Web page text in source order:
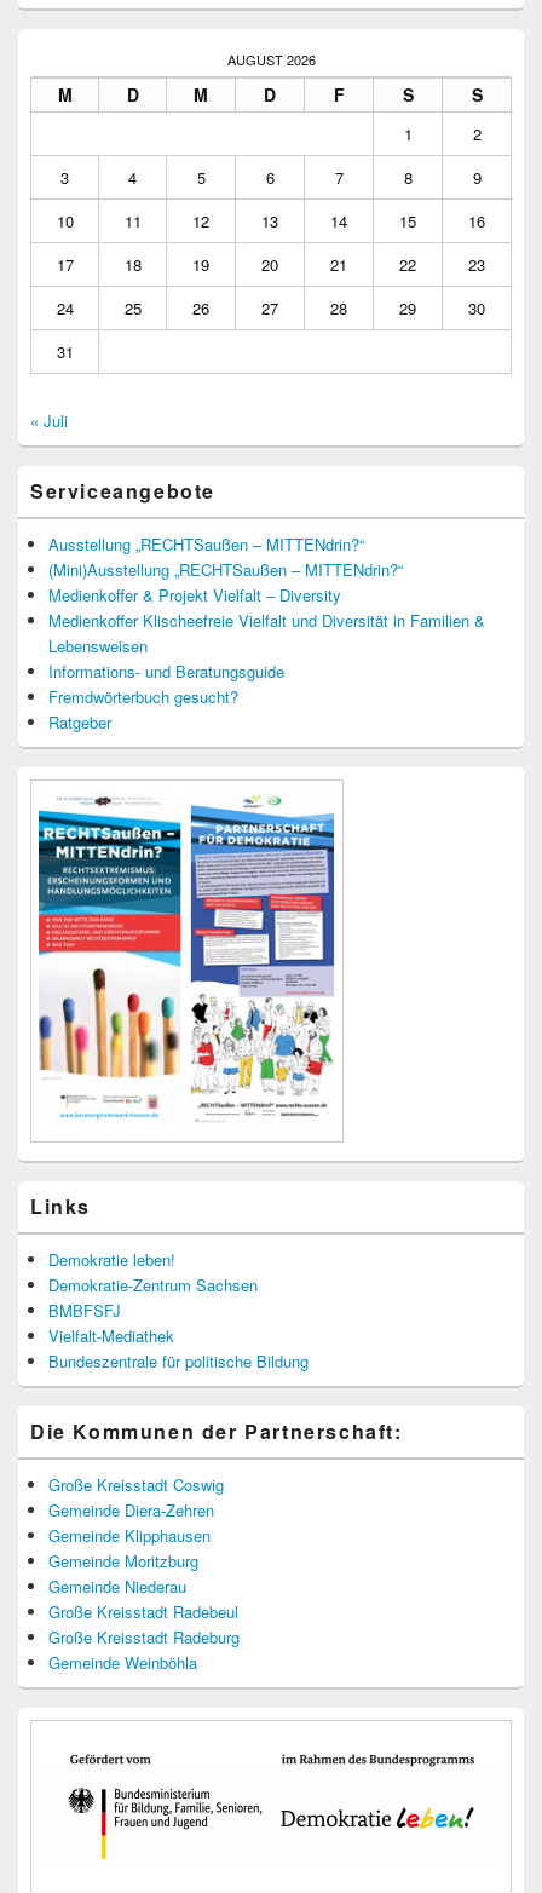
AUGUST 2026
M D M D F S S
1
2
3
4 5 6 7 8
9
10
11 12 13 14 15
16
17
18 19 20 21 22
23
24
25 26 27 28 29
30
31
« Juli
Serviceangebote
Ausstellung „RECHTSaußen – MITTENdrin?“
(Mini)Ausstellung „RECHTSaußen – MITTENdrin?“
Medienkoffer & Projekt Vielfalt – Diversity
Medienkoffer Klischeefreie Vielfalt und Diversität in Familien &
Lebensweisen
Informations- und Beratungsguide
Fremdwörterbuch gesucht?
Ratgeber
Links
Demokratie leben!
Demokratie-Zentrum Sachsen
BMBFSFJ
Vielfalt-Mediathek
Bundeszentrale für politische Bildung
Die Kommunen der Partnerschaft:
Große Kreisstadt Coswig
Gemeinde Diera-Zehren
Gemeinde Klipphausen
Gemeinde Moritzburg
Gemeinde Niederau
Große Kreisstadt Radebeul
Große Kreisstadt Radeburg
Gemeinde Weinböhla